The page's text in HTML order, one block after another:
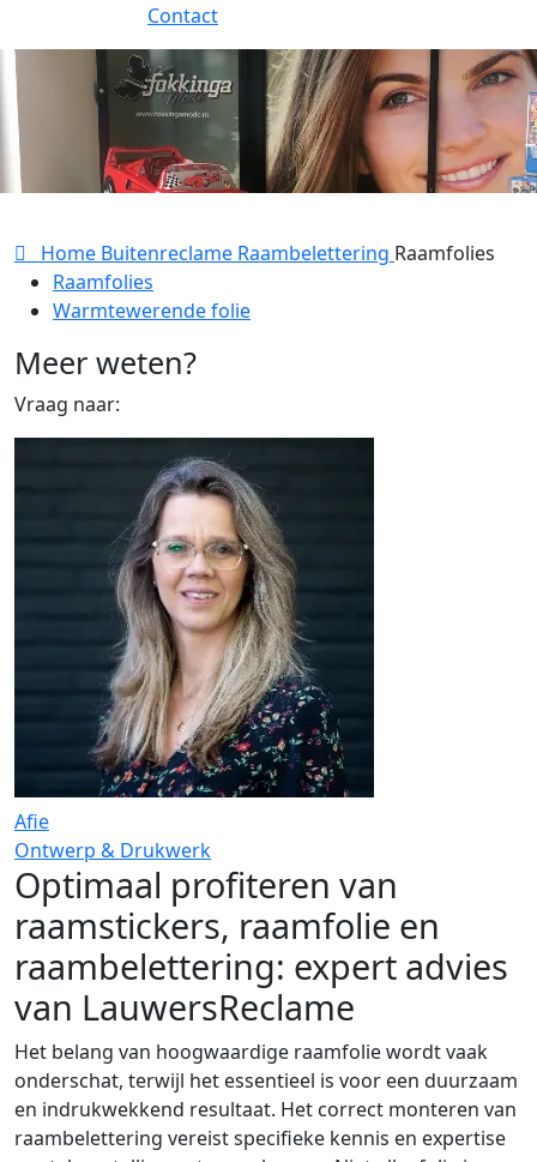
Contact
Home Buitenreclame Raambelettering Raamfolies
Raamfolies
Warmtewerende folie
Meer weten?
Vraag naar:
Afie
Ontwerp & Drukwerk
Optimaal profiteren van
raamstickers, raamfolie en
raambelettering: expert advies
van LauwersReclame
Het belang van hoogwaardige raamfolie wordt vaak
onderschat, terwijl het essentieel is voor een duurzaam
en indrukwekkend resultaat. Het correct monteren van
raambelettering vereist specifieke kennis en expertise